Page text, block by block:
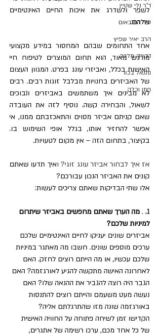
ד"ר נלי שטיין
טלי רוזנבאום
הרב יאיר שפיץ
דבורה מלכה
נתנאל בכור
חתן וכלה
שלהם.
בקיצור, בתחום הזה – אין מקום לטעויות.
אז איך לבחור אביזר עונג זוגי? ו
קונים את האביזר הנכון עבורכם?
אלו שתי הבדיקות שאתם צריכים לעשות:
1.
. מה הערך שאתם מחפשים באביזר שיתרום
למיניות שלכם?
אביזרים שונים יעניקו לחיים האינטימיים שלכם
ערכים מוספים שונים. חשבו מה מאתגר במיניות
שלכם עכשיו, או מה הייתם רוצים לחזק. האם
לאחרונה האישה מתקשה להגיע לאורגזמה? האם
הגבר היה רוצה להגביר את ההנאה שלו? האם
נעשה מעט משעמם והייתם רוצים להתנסות
באורגזמה שונה מזו שהתרגלתם אליה?
הקדישו זמן לשיחה פתוחה על החוויה האישית
של כל אחד מכם, ערכו רשימה של אתגרים,